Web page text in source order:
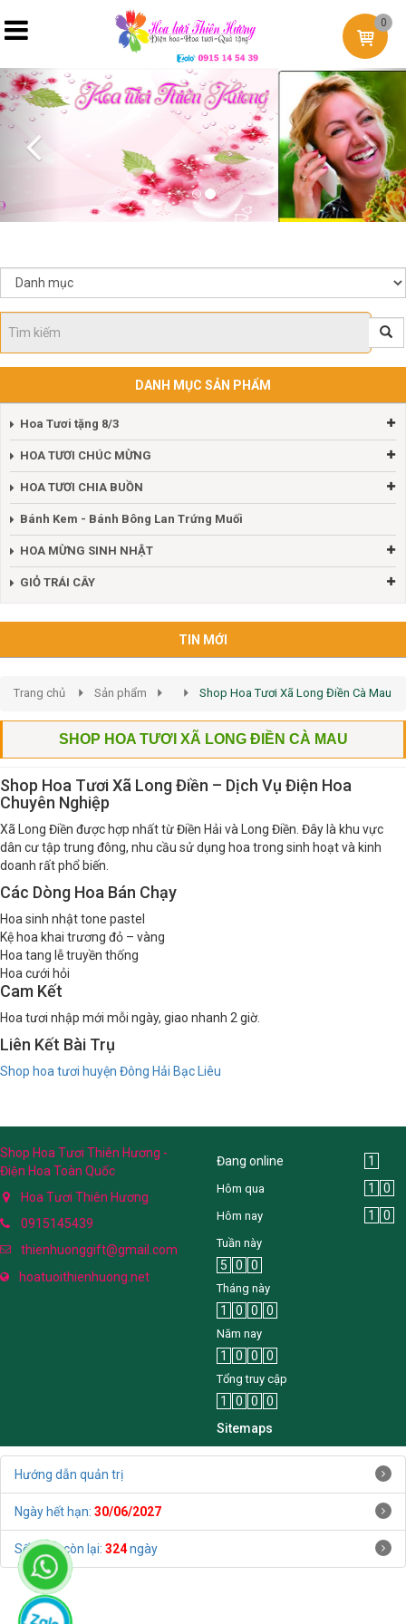
0
Previous
DANH MỤC SẢN PHẨM
Hoa Tươi tặng 8/3
HOA TƯƠI CHÚC MỪNG
HOA TƯƠI CHIA BUỒN
Bánh Kem - Bánh Bông Lan Trứng Muối
HOA MỪNG SINH NHẬT
GIỎ TRÁI CÂY
TIN MỚI
Trang chủ Sản phẩm Shop Hoa Tươi Xã Long Điền Cà Mau
SHOP HOA TƯƠI XÃ LONG ĐIỀN CÀ MAU
Shop Hoa Tươi Xã Long Điền – Dịch Vụ Điện Hoa
Chuyên Nghiệp
Xã Long Điền được hợp nhất từ Điền Hải và Long Điền. Đây là khu vực
dân cư tập trung đông, nhu cầu sử dụng hoa trong sinh hoạt và kinh
doanh rất phổ biến.
Các Dòng Hoa Bán Chạy
Hoa sinh nhật tone pastel
Kệ hoa khai trương đỏ – vàng
Hoa tang lễ truyền thống
Hoa cưới hỏi
Cam Kết
Hoa tươi nhập mới mỗi ngày, giao nhanh 2 giờ.
Liên Kết Bài Trụ
Shop hoa tươi huyện Đông Hải Bạc Liêu
Shop Hoa Tươi Thiên Hương -
Điện Hoa Toàn Quốc
Hoa Tươi Thiên Hương
0915145439
thienhuonggift@gmail.com
hoatuoithienhuong.net
Đang online 1
Hôm qua 1 0
Hôm nay 1 0
Tuần này
5 0 0
Tháng này
1 0 0 0
Năm nay
1 0 0 0
Tổng truy cập
1 0 0
0
Sitemaps
Hướng dẫn quản trị
Ngày hết hạn: 30/06/2027
Số ngày còn lại: 324ngày